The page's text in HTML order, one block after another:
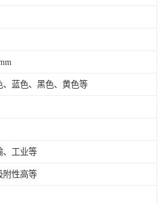
、蓝色、黑色、黄色等
、工业等
附性高等